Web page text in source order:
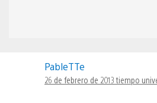
PableTTe
26 de febrero de 2013 tiempo